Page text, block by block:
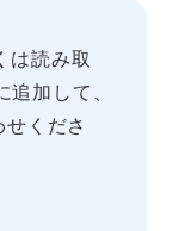
は読み取
加して、
くださ